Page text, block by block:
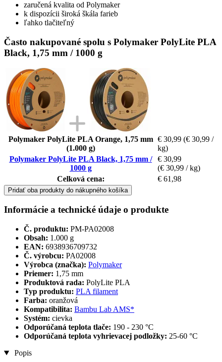
zaručená kvalita od Polymaker
k dispozícii široká škála farieb
ľahko tlačiteľný
Často nakupované spolu s Polymaker PolyLite PLA
Black, 1,75 mm / 1000 g
Polymaker PolyLite PLA Orange, 1,75 mm
(1.000 g)
€ 30,99 (€ 30,99 /
kg)
Polymaker PolyLite PLA Black, 1,75 mm /
1000 g
€ 30,99
(€ 30,99 / kg)
Celková cena:
€ 61,98
Pridať oba produkty do nákupného košíka
Informácie a technické údaje o produkte
Č. produktu: PM-PA02008
Obsah: 1.000 g
EAN: 6938936709732
Č. výrobcu: PA02008
Výrobca (značka): Polymaker
Priemer: 1,75 mm
Produktová rada: PolyLite PLA
Typ produktu: PLA filament
Farba: oranžová
Kompatibilita: Bambu Lab AMS*
Systém: cievka
Odporúčaná teplota tlače: 190 - 230 °C
Odporúčaná teplota vyhrievacej podložky: 25-60 °C
Popis